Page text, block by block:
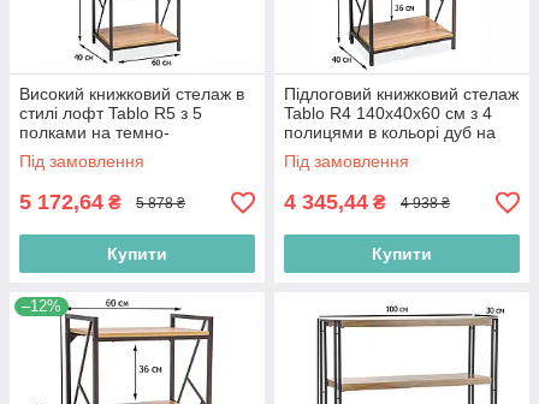
Високий книжковий стелаж в
стилі лофт Tablo R5 з 5
полками на темно-
коричневому каркасі для
вітальні
Під замовлення
5 172,64 ₴ 5 878 ₴
Купити
Підлоговий книжковий стелаж
Tablo R4 140х40х60 см з 4
полицями в кольорі дуб на
темно-коричневому каркасі
Під замовлення
4 345,44 ₴ 4 938 ₴
Купити
–12%